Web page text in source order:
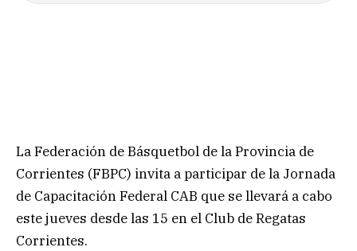
La Federación de Básquetbol de la Provincia de
Corrientes (FBPC) invita a participar de la Jornada
de Capacitación Federal CAB que se llevará a cabo
este jueves desde las 15 en el Club de Regatas
Corrientes.